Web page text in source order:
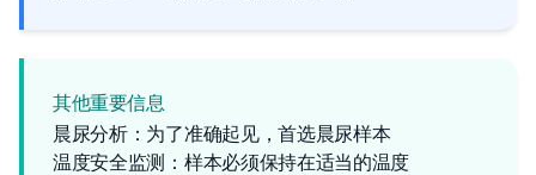
其他重要信息
晨尿分析：为了准确起见，首选晨尿样本
温度安全监测：样本必须保持在适当的温度